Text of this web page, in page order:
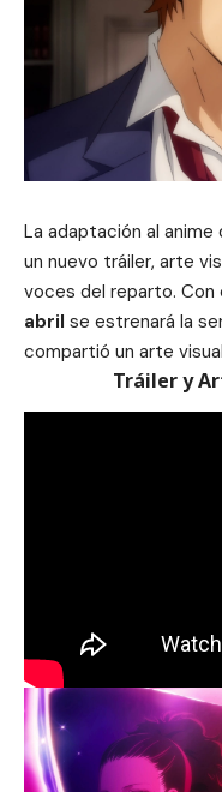
La adaptación al anime
un nuevo tráiler, arte
voces del reparto. Con
abril se estrenará la
compartió un arte
Tráiler y